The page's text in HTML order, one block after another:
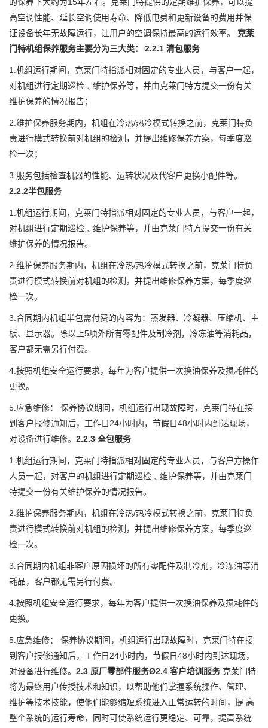
高空调性能、延长空调使用寿命、降低电费和更新设备的费用并保
证设备长年无故障运行，让用户的空调保持最高的运行效率。 克莱
门特机组保养服务主要分为三大类： l2.2.1 清包服务
1.机组运行期间，克莱门特指派相对固定的专业人员，与客户一起，
对机组进行定期巡检﹑维护保养等，并由克莱门特方提交一份有关
维护保养的情况报告；
2.维护保养服务期内，机组在冷热/热冷模式转换之前，克莱门特负
责进行模式转换前对机组的检测，并提出维修保养方案，每季度巡
检一次；
3.服务包括检查机器的性能、运转状况及代客户更换小配件等。
2.2.2半包服务
1.机组运行期间，克莱门特指派相对固定的专业人员，与客户一起，
对机组进行定期巡检﹑维护保养等，并由克莱门特方提交一份有关
维护保养的情况报告。
2.维护保养服务期内，机组在冷热/热冷模式转换之前，克莱门特负
责进行模式转换前对机组的检测，并提出维修保养方案，每季度巡
检一次。
3.合同期内机组半包需付费的内容为：蒸发器、冷凝器、压缩机、主
板、显示器。除以上5项外所有零配件及制冷剂，冷冻油等消耗品，
客户都无需另行付费。
4.按照机组安全运行要求，每年为客户提供一次换油保养及损耗件的
更换。
5.应急维修： 保养协议期间，机组运行出现故障时，克莱门特在接
到客户报修通知后，工作日24小时内，节假日48小时内到达现场，
对设备进行维修。 2.2.3 全包服务
1.机组运行期间，克莱门特指派相对固定的专业人员，与客户方操作
人员一起，对客户的机组进行定期巡检﹑维护保养等，并由克莱门
特提交一份有关维护保养的情况报告。
2.维护保养服务期内，机组在冷热/热冷模式转换之前，克莱门特负
责进行模式转换前对机组的检测，并提出维修保养方案，每季度巡
检一次。
3.合同期内机组非客户原因损坏的所有零配件及制冷剂，冷冻油等消
耗品，客户都无需另行付费。
4.按照机组安全运行要求，每年为客户提供一次换油保养及损耗件的
更换。
5.应急维修： 保养协议期间，机组运行出现故障时，克莱门特在接
到客户报修通知后，工作日24小时内，节假日48小时内到达现场，
对设备进行维修。 2.3 原厂零部件服务Ø2.4 客户培训服务 克莱门特
将为最终用户传授技术和知识，以帮助他们掌握系统操作、管理、
维护等技术技能，使他们能够缩短系统进入正常运转的时间，提 高
整个系统的运行寿命，同时可使系统运行更稳定、可靠，提高系统